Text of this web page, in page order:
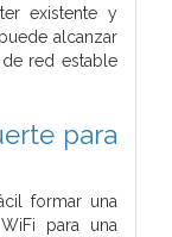
existente y
alcanzar
red estable
para
formar una
para una